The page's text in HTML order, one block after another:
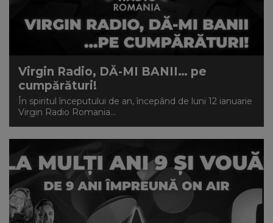
Virgin Radio, DĂ-MI BANII… pe
cumpărături!
În spiritul începutului de an, începând de luni 12 ianuarie
Virgin Radio Romania...